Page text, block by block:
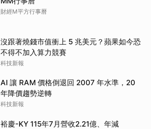
財經M平方行事曆
沒跟著燒錢市值衝上 5 兆美元？蘋果如今恐
不得不加入算力競賽
科技新報
AI 讓 RAM 價格倒退回 2007 年水準，20
年降價趨勢逆轉
科技新報
裕慶-KY 115年7月營收2.21億、年減